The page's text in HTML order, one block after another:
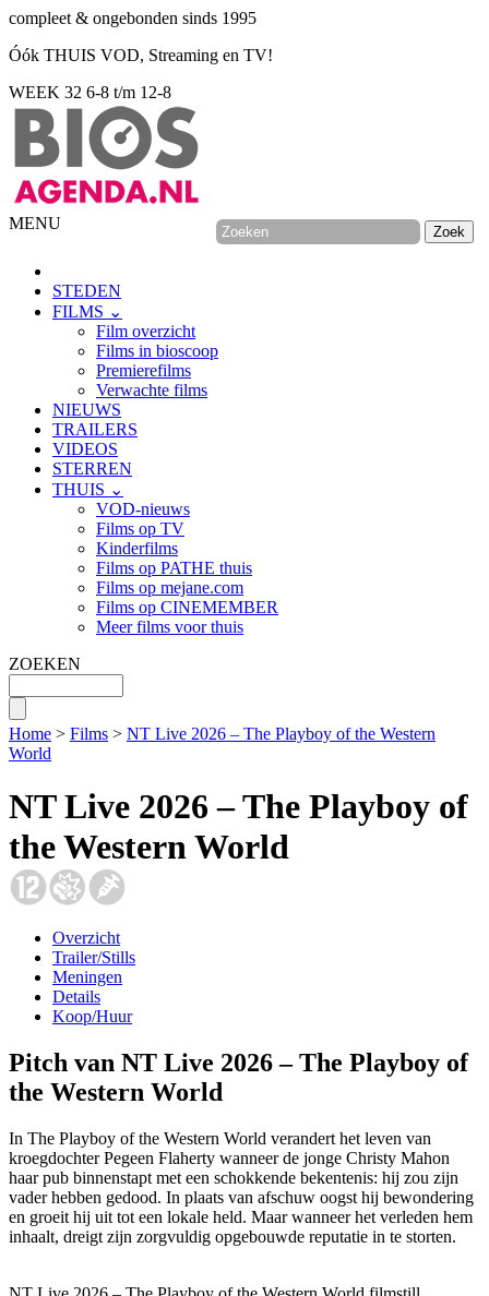
compleet & ongebonden sinds 1995
Óók THUIS VOD, Streaming en TV!
WEEK 32 6-8 t/m 12-8
MENU
STEDEN
FILMS ⌄
Film overzicht
Films in bioscoop
Premierefilms
Verwachte films
NIEUWS
TRAILERS
VIDEOS
STERREN
THUIS ⌄
VOD-nieuws
Films op TV
Kinderfilms
Films op PATHE thuis
Films op mejane.com
Films op CINEMEMBER
Meer films voor thuis
ZOEKEN
Home > Films > NT Live 2026 – The Playboy of the Western
World
NT Live 2026 – The Playboy of
the Western World
Overzicht
Trailer/Stills
Meningen
Details
Koop/Huur
Pitch van NT Live 2026 – The Playboy of
the Western World
In The Playboy of the Western World verandert het leven van
kroegdochter Pegeen Flaherty wanneer de jonge Christy Mahon
haar pub binnenstapt met een schokkende bekentenis: hij zou zijn
vader hebben gedood. In plaats van afschuw oogst hij bewondering
en groeit hij uit tot een lokale held. Maar wanneer het verleden hem
inhaalt, dreigt zijn zorgvuldig opgebouwde reputatie in te storten.